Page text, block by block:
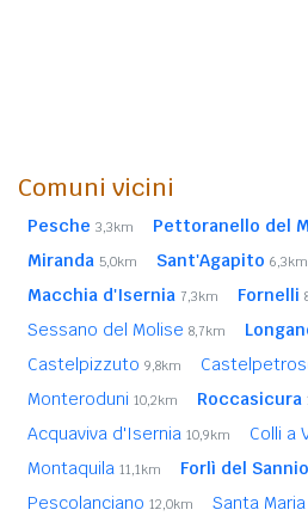
Comuni vicini
Pesche 3,3km Pettoranello del
Miranda 5,0km Sant'Agapito 6,3km
Macchia d'Isernia 7,3km Fornelli
Sessano del Molise 8,7km
Castelpizzuto 9,8km
Monteroduni 10,2km Roccasicura
Acquaviva d'Isernia 10,9km Colli a
Montaquila 11,1km Forlì del Sannio
Pescolanciano 12,0km Santa